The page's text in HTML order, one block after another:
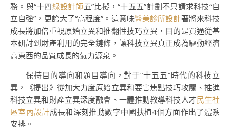
務。與“十四綠設計師五”比擬，“十五五”計劃不只請求科技“自
立自強”，更誇大了“高程度”。這意味醫美診所設計著將來科技
成長將加倍重視原始立異和推翻性技巧立異，目的是買通從基
本研討到財產利用的完全鏈條，讓科技立異真正成為驅動經濟
高東西的品質成長的氣力源泉。
保持目的導向和題目導向，對于“十五五”時代的科技立
異，《提出》從加大力度原始立異和要害焦點技巧攻關、推進
科技立異和財產立異深度融會、一體推動教導科技人才民生社
區室內設計成長和深刻推動數字中國扶植4個方面作出了體系
安排。